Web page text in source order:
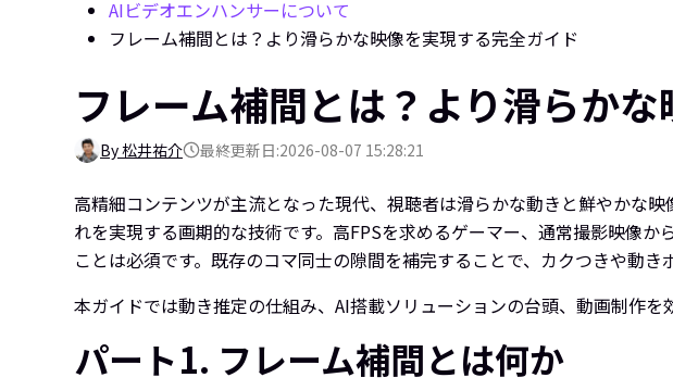
AIビデオエンハンサーについて
フレーム補間とは？より滑らかな映像を実現する完全ガイド
フレーム補間とは？より滑らか
By 松井祐介 最終更新日:2026-08-07 15:28:21
高精細コンテンツが主流となった現代、視聴者は滑らかな動きと鮮やかな
れを実現する画期的な技術です。高FPSを求めるゲーマー、通常撮影映像
ことは必須です。既存のコマ同士の隙間を補完することで、カクつきや動き
本ガイドでは動き推定の仕組み、AI搭載ソリューションの台頭、動画制作を
パート1. フレーム補間とは何か